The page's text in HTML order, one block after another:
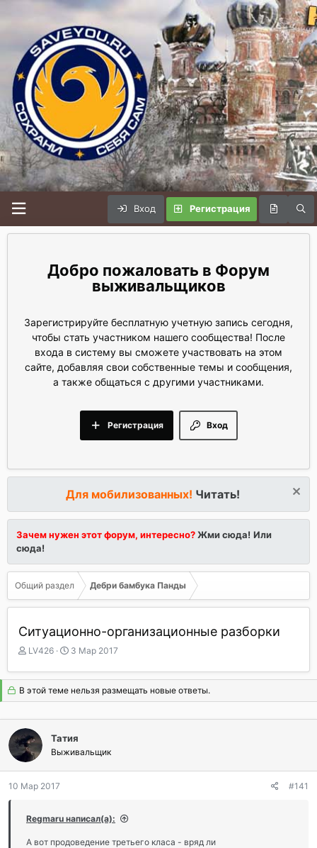
Вход Регистрация
Форум
выживальщиков
Зарегистрируйте бесплатную учетную запись сегодня,
чтобы стать участником нашего сообщества! После
входа в систему вы сможете участвовать на этом
сайте, добавляя свои собственные темы и сообщения,
а также общаться с другими участниками.
Вход
Регистрация
Для мобилизованных! Читать!
Зачем нужен этот форум, интересно?Жми сюда! Или
сюда!
Общий раздел Дебри бамбука Панды
Ситуационно-организационные разборки
А
т
о
р
е
м
ы
LV426
Д
т
а
н
а
л
3 Мар 2017
В этой теме нельзя размещать новые ответы.
Татия
Выживальщик
10 Мар 2017 #141
Regmaru написал(а):
А вот продоведение третьего класа - вряд ли